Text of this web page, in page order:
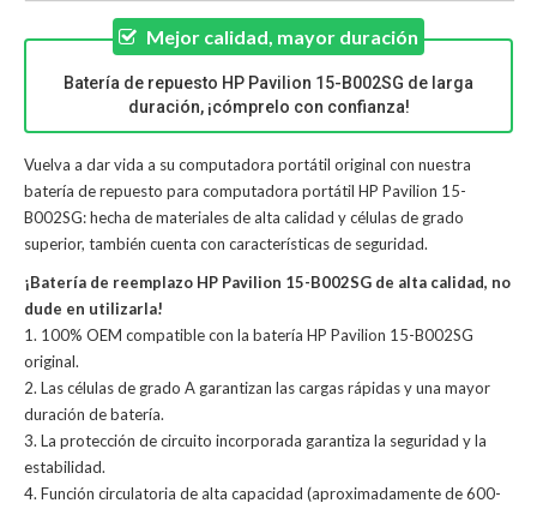
Mejor calidad, mayor duración
Batería de repuesto HP Pavilion 15-B002SG de larga
duración, ¡cómprelo con confianza!
Vuelva a dar vida a su computadora portátil original con nuestra
batería de repuesto para computadora portátil HP Pavilion 15-
B002SG: hecha de materiales de alta calidad y células de grado
superior, también cuenta con características de seguridad.
¡Batería de reemplazo HP Pavilion 15-B002SG de alta calidad, no
dude en utilizarla!
1. 100% OEM compatible con la batería HP Pavilion 15-B002SG
original.
2. Las células de grado A garantizan las cargas rápidas y una mayor
duración de batería.
3. La protección de circuito incorporada garantiza la seguridad y la
estabilidad.
4. Función circulatoria de alta capacidad (aproximadamente de 600-